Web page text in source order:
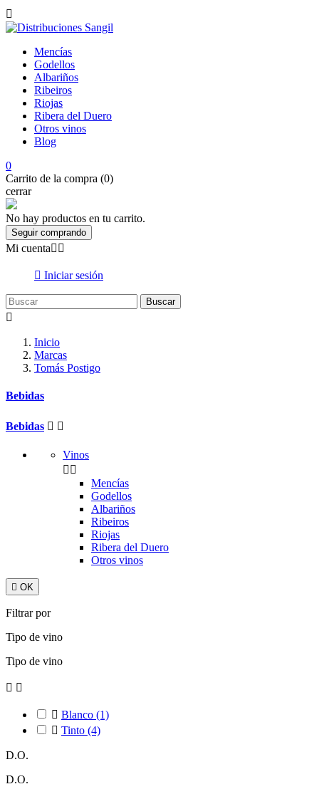

Mencías
Godellos
Albariños
Ribeiros
Riojas
Ribera del Duero
Otros vinos
Blog
0
Carrito de la compra (0)
cerrar
No hay productos en tu carrito.
Seguir comprando
Mi cuenta 
 Iniciar sesión
Buscar

Inicio
Marcas
Tomás Postigo
Bebidas
Bebidas  
Vinos
 
Mencías
Godellos
Albariños
Ribeiros
Riojas
Ribera del Duero
Otros vinos
 OK
Filtrar por
Tipo de vino
Tipo de vino
 
 Blanco (1)
 Tinto (4)
D.O.
D.O.